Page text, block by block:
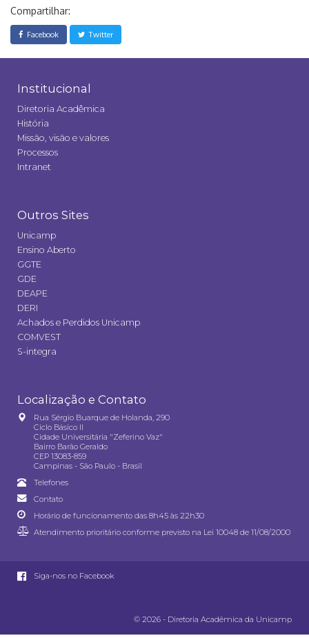
Compartilhar:
Facebook Twitter
Institucional
Diretoria Acadêmica
História
Missão, visão e valores
Processos
Intranet
Outros Sites
Unicamp
Ensino Aberto
GGTE
GDE
DEAPE
DERI
Achados e Perdidos Unicamp
COMVEST
S-integra
Localização e Contato
Rua Sérgio Buarque de Holanda, 290
Ciclo Básico II
Cidade Universitária "Zeferino Vaz"
Bairro Barão Geraldo
CEP 13083-859
Campinas - São Paulo - Brasil
Telefones
Contato
Horário de funcionamento das 8h45 às 22h30
Atendimento prioritário conforme previsto na Lei 10048 de 11/08/2000
Siga-nos no Facebook
© 2026 - Diretoria Acadêmica da Unicamp